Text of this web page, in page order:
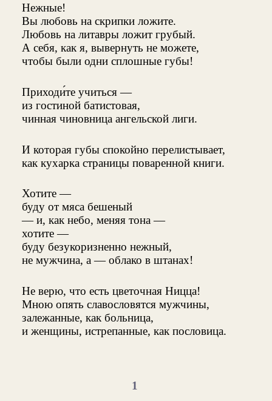
Нежные!
Вы любовь на скрипки ложите.
Любовь на литавры ложит грубый.
А себя, как я, вывернуть не можете,
чтобы были одни сплошные губы!
Приходи́те учиться —
из гостиной батистовая,
чинная чиновница ангельской лиги.
И которая губы спокойно перелистывает,
как кухарка страницы поваренной книги.
Хотите —
буду от мяса бешеный
— и, как небо, меняя тона —
хотите —
буду безукоризненно нежный,
не мужчина, а — облако в штанах!
Не верю, что есть цветочная Ницца!
Мною опять славословятся мужчины,
залежанные, как больница,
и женщины, истрепанные, как пословица.
1